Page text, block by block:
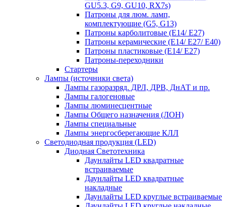
GU5.3, G9, GU10, RX7s)
Патроны для люм. ламп,
комплектующие (G5, G13)
Патроны карболитовые (E14/ E27)
Патроны керамические (E14/ E27/ E40)
Патроны пластиковые (E14/ E27)
Патроны-переходники
Стартеры
Лампы (источники света)
Лампы газоразряд. ДРЛ, ДРВ, ДнАТ и пр.
Лампы галогеновые
Лампы люминесцентные
Лампы Общего назначения (ЛОН)
Лампы специальные
Лампы энергосберегающие КЛЛ
Светодиодная продукция (LED)
Диодная Светотехника
Даунлайты LED квадратные
встраиваемые
Даунлайты LED квадратные
накладные
Даунлайты LED круглые встраиваемые